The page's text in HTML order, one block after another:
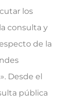
los
consulta y
de la
Desde el
pública